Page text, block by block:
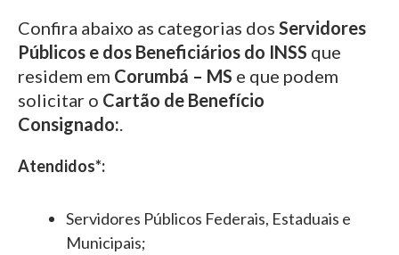
Confira abaixo as categorias dos Servidores
Públicos e dos Beneficiários do INSS que
residem em Corumbá – MS e que podem
solicitar o Cartão de Benefício
Consignado:.
Atendidos*:
Servidores Públicos Federais, Estaduais e
Municipais;